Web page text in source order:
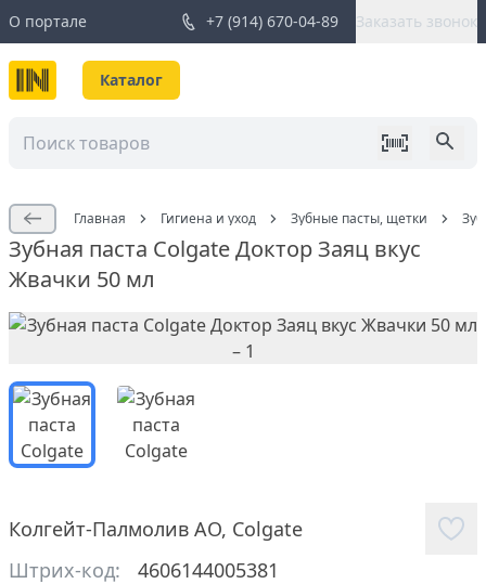
О портале +7 (914) 670-04-89 Заказать звонок
Каталог
Главная Гигиена и уход Зубные пасты, щетки
Зубная паста Colgate Доктор Заяц вкус
Жвачки 50 мл
Колгейт-Палмолив АО, Colgate
Штрих-код:
4606144005381